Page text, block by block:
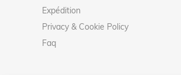
Expédition
Privacy & Cookie Policy
Faq